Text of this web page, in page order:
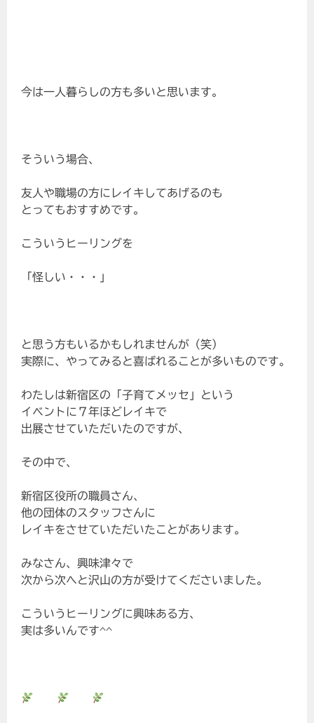
今は一人暮らしの方も多いと思います。
そういう場合、
友人や職場の方にレイキしてあげるのも
とってもおすすめです。
こういうヒーリングを
「怪しい・・・」
と思う方もいるかもしれませんが（笑）
実際に、やってみると喜ばれることが多いものです。
わたしは新宿区の「子育てメッセ」という
イベントに７年ほどレイキで
出展させていただいたのですが、
その中で、
新宿区役所の職員さん、
他の団体のスタッフさんに
レイキをさせていただいたことがあります。
みなさん、興味津々で
次から次へと沢山の方が受けてくださいました。
こういうヒーリングに興味ある方、
実は多いんです^^